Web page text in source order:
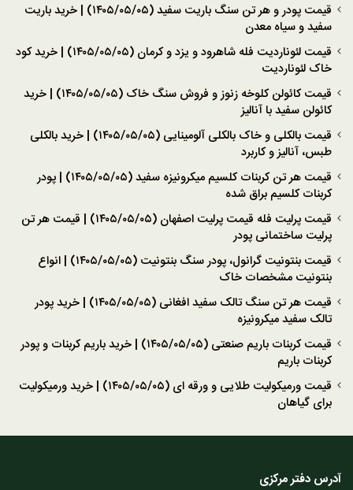
قیمت پودر و هر تن سنگ باریت سفید (۱۴۰۵/۰۵/۰۵) | خرید باریت
سفید و سیاه معدن
قیمت لئوناردیت فله شاهرود و یزد و کرمان (۱۴۰۵/۰۵/۰۵) | خرید کود
خاک لئوناردیت
قیمت کائولن کلوخه زنوز و فروش سنگ خاک (۱۴۰۵/۰۵/۰۵) | خرید
کائولن سفید با آنالیز
قیمت بالکلی و خاک بالکلی آلومینایی (۱۴۰۵/۰۵/۰۵) | خرید بالکلی
طبس، آنالیز و کاربرد
قیمت هر تن کربنات کلسیم میکرونیزه سفید (۱۴۰۵/۰۵/۰۵) | پودر
کربنات کلسیم براق شده
قیمت پرلیت فله قیمت پرلیت اصفهان (۱۴۰۵/۰۵/۰۵) | قیمت هر تن
پرلیت ساختمانی پودر
قیمت بنتونیت گرانول، پودر سنگ بنتونیت (۱۴۰۵/۰۵/۰۵) | انواع
بنتونیت مشخصات خاک
قیمت هر تن سنگ تالک سفید افغانی (۱۴۰۵/۰۵/۰۵) | خرید پودر
تالک سفید میکرونیزه
قیمت کربنات باریم صنعتی (۱۴۰۵/۰۵/۰۵) | خرید باریم کربنات و پودر
کربنات باریم
قیمت ورمیکولیت طلایی و ورقه ای (۱۴۰۵/۰۵/۰۵) | خرید ورمیکولیت
برای گیاهان
آدرس دفتر مرکزی